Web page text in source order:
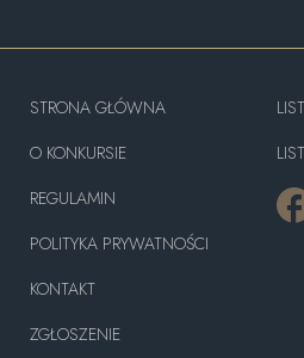
STRONA GŁÓWNA
O KONKURSIE
REGULAMIN
POLITYKA PRYWATNOŚCI
KONTAKT
ZGŁOSZENIE